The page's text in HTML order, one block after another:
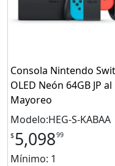
Consola Nintendo
OLED Neón 64GB JP al
Mayoreo
Modelo:HEG-S-KABAA
$5,09899
Mínimo: 1